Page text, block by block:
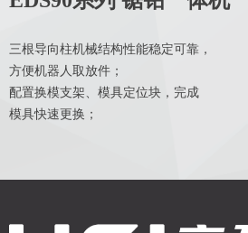
三根导向柱机械结构性能稳定可靠，
方便机器人取放件；
配置换模支架、模具定位块，完成
模具快速更换；